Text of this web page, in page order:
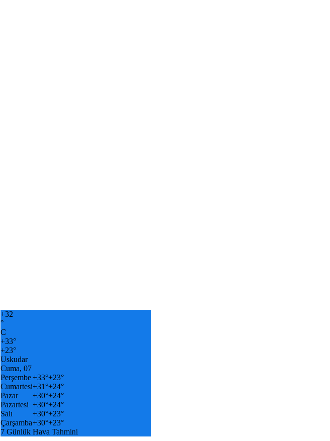
+32
°
C
+33°
+23°
Uskudar
Cuma, 07
Perşembe+33°+23°
Cumartesi+31°+24°
Pazar
+30°+24°
Pazartesi +30°+24°
Salı
+30°+23°
Çarşamba+30°+23°
7 Günlük Hava Tahmini